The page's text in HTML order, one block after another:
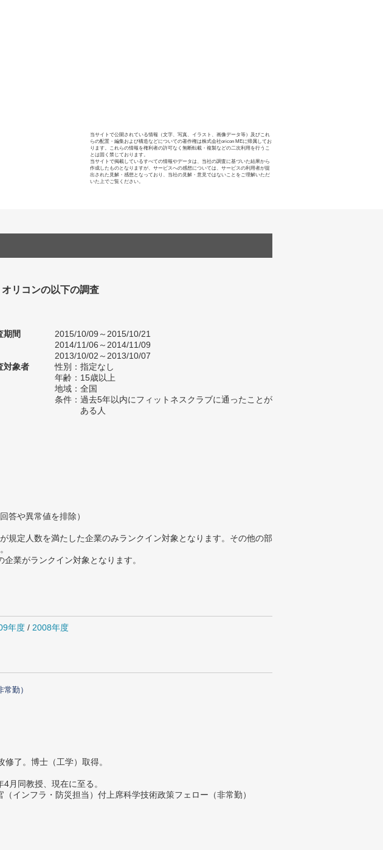
当サイトで公開されている情報（文字、写真、イラスト、画像データ等）及びこれ
らの配置・編集および構造などについての著作権は株式会社oricon MEに帰属してお
ります。これらの情報を権利者の許可なく無断転載・複製などの二次利用を行うこ
とは固く禁じております。
当サイトで掲載しているすべての情報やデータは、当社の調査に基づいた結果から
作成したものとなりますが、サービスへの感想については、サービスの利用者が提
出された見解・感想となっており、当社の見解・意見ではないことをご理解いただ
いた上でご覧ください。
リコンの以下の調査
期間
2015/10/09～2015/10/21
2014/11/06～2014/11/09
2013/10/02～2013/10/07
対象者
性別：指定なし
年齢：15歳以上
地域：全国
条件：過去5年以内にフィットネスクラブに通ったことが
ある人
答や異常値を排除）
定人数を満たした企業のみランクイン対象となります。その他の部
業がランクイン対象となります。
年度 / 2008年度
勤）
了。博士（工学）取得。
月同教授、現在に至る。
インフラ・防災担当）付上席科学技術政策フェロー（非常勤）